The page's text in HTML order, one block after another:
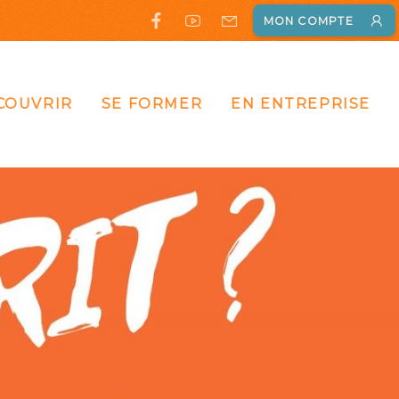
MON COMPTE
SE FORMER EN ENTREPRISE